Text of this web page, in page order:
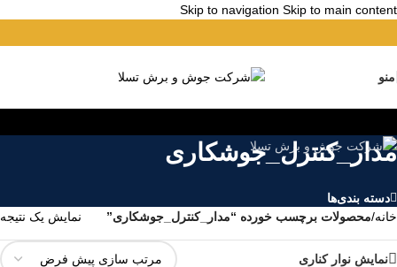
Skip to navigation Skip to main content
منو
مدار_کنترل_جوشکاری
دسته بندی‌ها
خانه/محصولات برچسب خورده “مدار_کنترل_جوشکاری” نمایش یک نتیجه
نمایش نوار کناری